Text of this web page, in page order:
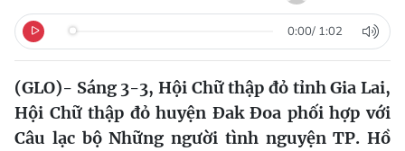
0:00/ 1:02
(GLO)- Sáng 3-3, Hội Chữ thập đỏ tỉnh Gia Lai,
Hội Chữ thập đỏ huyện Đak Đoa phối hợp với
Câu lạc bộ Những người tình nguyện TP. Hồ